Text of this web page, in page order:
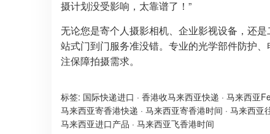
摄计划没受影响，太靠谱了！”
无论您是寄个人摄影相机、企业影视设备，还
站式门到门服务准没错。专业的光学部件防护
注保障拍摄需求。
标签: 国际快递进口 · 香港收马来西亚快递 · 马来西亚
马来西亚寄香港快递 · 马来西亚寄香港时间 · 马来西亚
马来西亚进口产品 · 马来西亚飞香港时间